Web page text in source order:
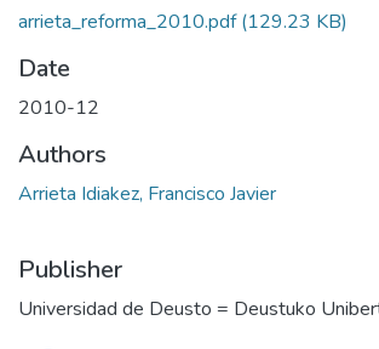
arrieta_reforma_2010.pdf(129.23 KB)
Date
2010-12
Authors
Arrieta Idiakez, Francisco Javier
Publisher
Universidad de Deusto = Deustuko